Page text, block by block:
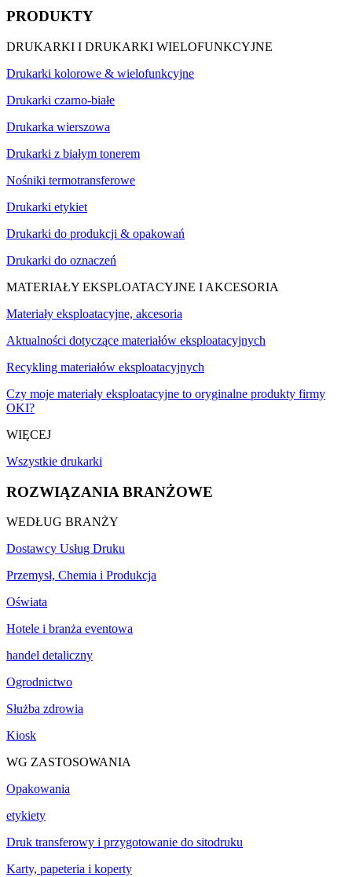
PRODUKTY
DRUKARKI I DRUKARKI WIELOFUNKCYJNE
Drukarki kolorowe & wielofunkcyjne
Drukarki czarno-białe
Drukarka wierszowa
Drukarki z białym tonerem
Nośniki termotransferowe
Drukarki etykiet
Drukarki do produkcji & opakowań
Drukarki do oznaczeń
MATERIAŁY EKSPLOATACYJNE I AKCESORIA
Materiały eksploatacyjne, akcesoria
Aktualności dotyczące materiałów eksploatacyjnych
Recykling materiałów eksploatacyjnych
Czy moje materiały eksploatacyjne to oryginalne produkty firmy
OKI?
WIĘCEJ
Wszystkie drukarki
ROZWIĄZANIA BRANŻOWE
WEDŁUG BRANŻY
Dostawcy Usług Druku
Przemysł, Chemia i Produkcja
Oświata
Hotele i branża eventowa
handel detaliczny
Ogrodnictwo
Służba zdrowia
Kiosk
WG ZASTOSOWANIA
Opakowania
etykiety
Druk transferowy i przygotowanie do sitodruku
Karty, papeteria i koperty